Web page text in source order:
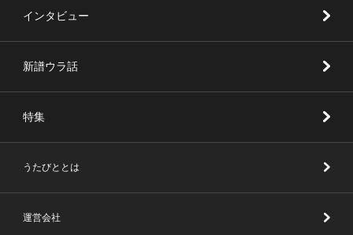
インタビュー
新譜ウラ話
特集
うたびととは
運営会社